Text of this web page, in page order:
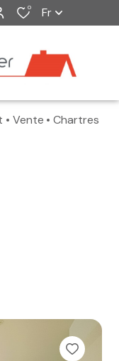
0 Fr
Vente
Chartres